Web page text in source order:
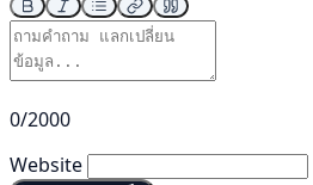
0/2000
Website